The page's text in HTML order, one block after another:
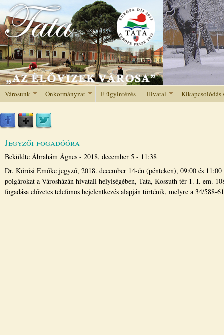
Jump to navigation
Városunk Önkormányzat E-ügyintézés Hivatal Kikapcsolódás
Jegyzői fogadóóra
Beküldte Ábrahám Ágnes - 2018, december 5 - 11:38
Dr. Kórósi Emőke jegyző, 2018. december 14-én (pénteken), 09:00 és
polgárokat a Városházán hivatali helyiségében, Tata, Kossuth tér 1. I. em.
fogadása előzetes telefonos bejelentkezés alapján történik, melyre a 34/588-